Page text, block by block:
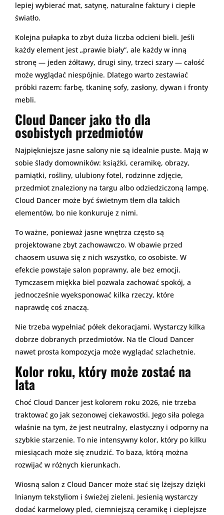
lepiej wybierać mat, satynę, naturalne faktury i ciepłe
światło.
Kolejna pułapka to zbyt duża liczba odcieni bieli. Jeśli
każdy element jest „prawie biały”, ale każdy w inną
stronę — jeden żółtawy, drugi siny, trzeci szary — całość
może wyglądać niespójnie. Dlatego warto zestawiać
próbki razem: farbę, tkaninę sofy, zasłony, dywan i fronty
mebli.
Cloud Dancer jako tło dla
osobistych przedmiotów
Najpiękniejsze jasne salony nie są idealnie puste. Mają w
sobie ślady domowników: książki, ceramikę, obrazy,
pamiątki, rośliny, ulubiony fotel, rodzinne zdjęcie,
przedmiot znaleziony na targu albo odziedziczoną lampę.
Cloud Dancer może być świetnym tłem dla takich
elementów, bo nie konkuruje z nimi.
To ważne, ponieważ jasne wnętrza często są
projektowane zbyt zachowawczo. W obawie przed
chaosem usuwa się z nich wszystko, co osobiste. W
efekcie powstaje salon poprawny, ale bez emocji.
Tymczasem miękka biel pozwala zachować spokój, a
jednocześnie wyeksponować kilka rzeczy, które
naprawdę coś znaczą.
Nie trzeba wypełniać półek dekoracjami. Wystarczy kilka
dobrze dobranych przedmiotów. Na tle Cloud Dancer
nawet prosta kompozycja może wyglądać szlachetnie.
Kolor roku, który może zostać na
lata
Choć Cloud Dancer jest kolorem roku 2026, nie trzeba
traktować go jak sezonowej ciekawostki. Jego siła polega
właśnie na tym, że jest neutralny, elastyczny i odporny na
szybkie starzenie. To nie intensywny kolor, który po kilku
miesiącach może się znudzić. To baza, którą można
rozwijać w różnych kierunkach.
Wiosną salon z Cloud Dancer może stać się lżejszy dzięki
lnianym tekstyliom i świeżej zieleni. Jesienią wystarczy
dodać karmelowy pled, ciemniejszą ceramikę i cieplejsze